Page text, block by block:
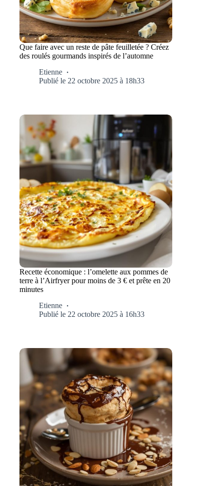
Que faire avec un reste de pâte feuilletée ? Créez
des roulés gourmands inspirés de l’automne
Etienne
Publié le 22 octobre 2025 à 18h33
Recette économique : l’omelette aux pommes de
terre à l’Airfryer pour moins de 3 € et prête en 20
minutes
Etienne
Publié le 22 octobre 2025 à 16h33